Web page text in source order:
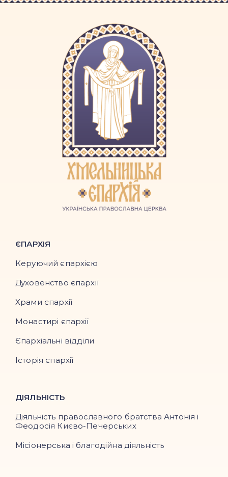
ЄПАРХІЯ
Керуючий єпархією
Духовенство єпархії
Храми єпархії
Монастирі єпархії
Єпархіальні відділи
Історія єпархії
ДІЯЛЬНІСТЬ
Діяльність православного братства Антонія і
Феодосія Києво-Печерських
Місіонерська і благодійна діяльність